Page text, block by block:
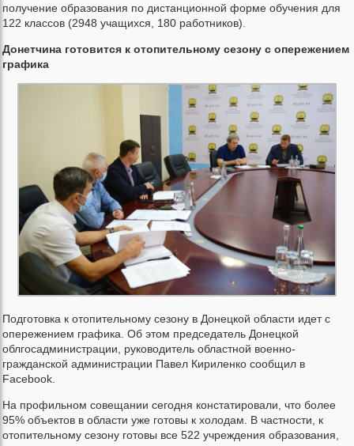
получение образования по дистанционной форме обучения для
122 классов (2948 учащихся, 180 работников).
Донетчина готовится к отопительному сезону с опережением
графика
Подготовка к отопительному сезону в Донецкой области идет с
опережением графика. Об этом председатель Донецкой
облгосадминистрации, руководитель областной военно-
гражданской администрации Павел Кириленко сообщил в
Facebook.
На профильном совещании сегодня констатировали, что более
95% объектов в области уже готовы к холодам. В частности, к
отопительному сезону готовы все 522 учреждения образования,